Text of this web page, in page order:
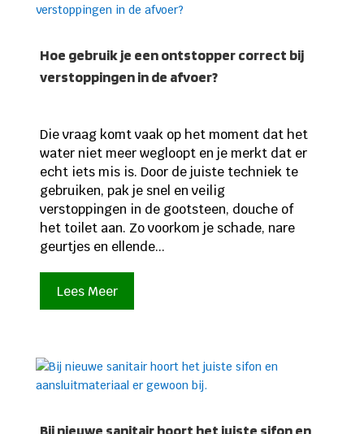
Hoe gebruik je een ontstopper correct bij
verstoppingen in de afvoer?
Die vraag komt vaak op het moment dat het
water niet meer wegloopt en je merkt dat er
echt iets mis is. Door de juiste techniek te
gebruiken, pak je snel en veilig
verstoppingen in de gootsteen, douche of
het toilet aan. Zo voorkom je schade, nare
geurtjes en ellende...
Lees Meer
Bij nieuwe sanitair hoort het juiste sifon en